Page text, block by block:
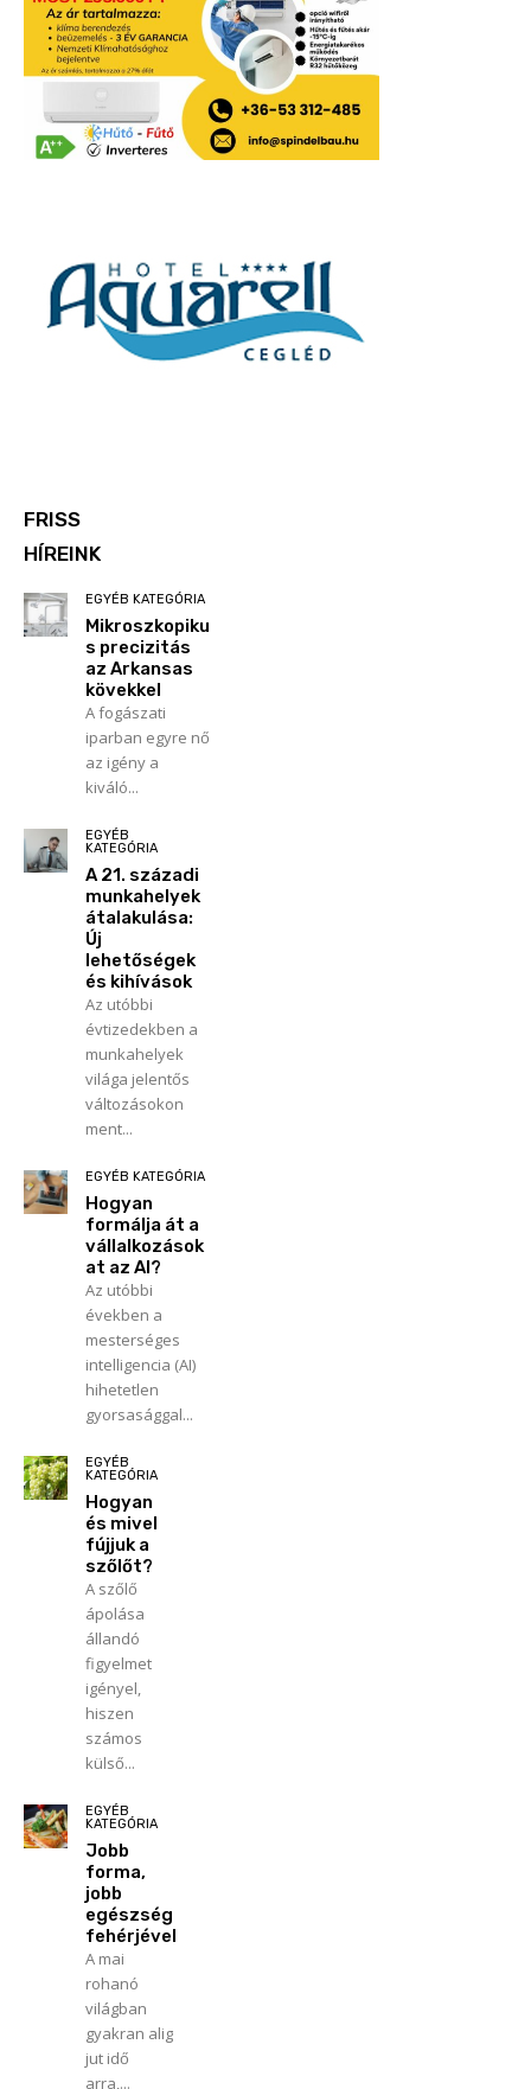
FRISS
HÍREINK
EGYÉB KATEGÓRIA
Mikroszkopiku
s precizitás
az Arkansas
kövekkel
A fogászati
iparban egyre nő
az igény a
kiváló...
EGYÉB
KATEGÓRIA
A 21. századi
munkahelyek
átalakulása:
Új
lehetőségek
és kihívások
Az utóbbi
évtizedekben a
munkahelyek
világa jelentős
változásokon
ment...
EGYÉB KATEGÓRIA
Hogyan
formálja át a
vállalkozások
at az AI?
Az utóbbi
években a
mesterséges
intelligencia (AI)
hihetetlen
gyorsasággal...
EGYÉB
KATEGÓRIA
Hogyan
és mivel
fújjuk a
szőlőt?
A szőlő
ápolása
állandó
figyelmet
igényel,
hiszen
számos
külső...
EGYÉB
KATEGÓRIA
Jobb
forma,
jobb
egészség
fehérjével
A mai
rohanó
világban
gyakran alig
jut idő
arra,...